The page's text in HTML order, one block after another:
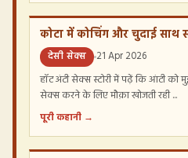
कोटा में कोचिंग और चुदाई साथ
देसी सेक्स 21 Apr 2026
हॉट अंटी सेक्स स्टोरी में पढ़ें कि आंटी को
सेक्स करने के लिए मौक़ा खोजती रही ...
पूरी कहानी →